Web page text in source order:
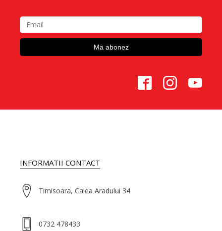
INFORMATII CONTACT
Timisoara, Calea Aradului 34
0732 478433